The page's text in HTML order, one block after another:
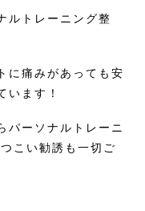
ルトレーニング整
に痛みがあっても安
います！
パーソナルトレーニ
こい勧誘も一切ご